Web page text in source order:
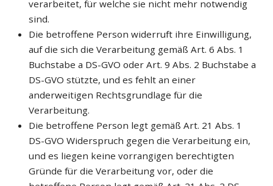
verarbeitet, für welche sie nicht mehr notwendig
sind.
Die betroffene Person widerruft ihre Einwilligung,
auf die sich die Verarbeitung gemäß Art. 6 Abs. 1
Buchstabe a DS-GVO oder Art. 9 Abs. 2 Buchstabe a
DS-GVO stützte, und es fehlt an einer
anderweitigen Rechtsgrundlage für die
Verarbeitung.
Die betroffene Person legt gemäß Art. 21 Abs. 1
DS-GVO Widerspruch gegen die Verarbeitung ein,
und es liegen keine vorrangigen berechtigten
Gründe für die Verarbeitung vor, oder die